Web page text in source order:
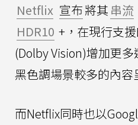
Netflix 宣布將其 串流
HDR10 +，在現行支
(Dolby Vision)增加更
黑色調場景較多的內容
而Netflix同時也以